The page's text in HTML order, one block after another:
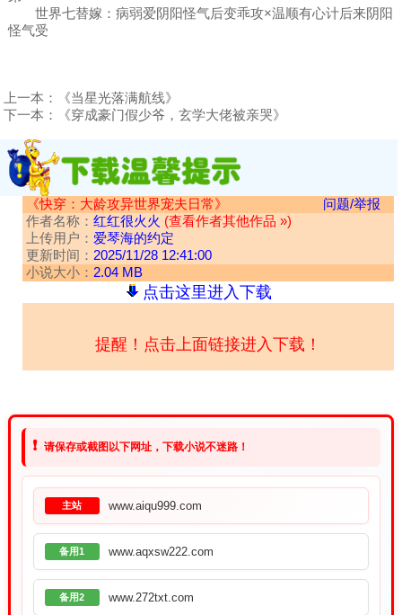
世界七替嫁：病弱爱阴阳怪气后变乖攻×温顺有心计后来阴阳
怪气受
上一本：
《当星光落满航线》
下一本：
《穿成豪门假少爷，玄学大佬被亲哭》
《快穿：大龄攻异世界宠夫日常》
问题/举报
作者名称： 红红很火火 (查看作者其他作品 »)
上传用户： 爱琴海的约定
更新时间： 2025/11/28 12:41:00
小说大小： 2.04 MB
点击这里进入下载
提醒！点击上面链接进入下载！
❗ 请保存或截图以下网址，下载小说不迷路！
主站 www.aiqu999.com
备用1 www.aqxsw222.com
备用2 www.272txt.com